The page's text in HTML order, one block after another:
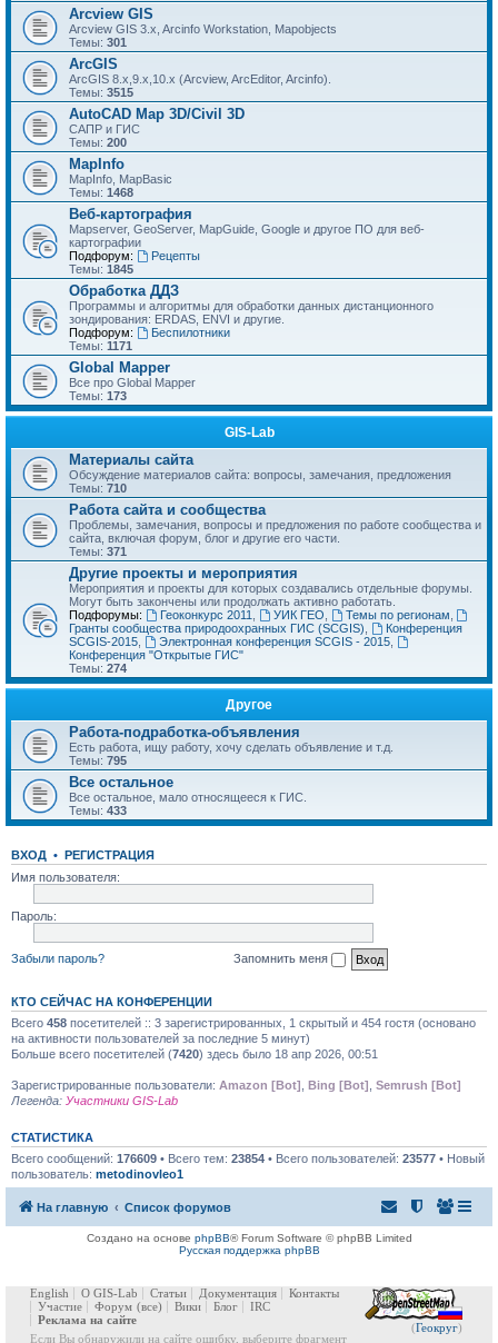
Arcview GIS
Arcview GIS 3.x, Arcinfo Workstation, Mapobjects
Темы: 301
ArcGIS
ArcGIS 8.x,9.x,10.x (Arcview, ArcEditor, Arcinfo).
Темы: 3515
AutoCAD Map 3D/Civil 3D
САПР и ГИС
Темы: 200
MapInfo
MapInfo, MapBasic
Темы: 1468
Веб-картография
Mapserver, GeoServer, MapGuide, Google и другое ПО для веб-
картографии
Подфорум:
Рецепты
Темы: 1845
Обработка ДДЗ
Программы и алгоритмы для обработки данных дистанционного
зондирования: ERDAS, ENVI и другие.
Подфорум:
Беспилотники
Темы: 1171
Global Mapper
Все про Global Mapper
Темы: 173
GIS-Lab
Материалы сайта
Обсуждение материалов сайта: вопросы, замечания, предложения
Темы: 710
Работа сайта и сообщества
Проблемы, замечания, вопросы и предложения по работе сообщества и
сайта, включая форум, блог и другие его части.
Темы: 371
Другие проекты и мероприятия
Мероприятия и проекты для которых создавались отдельные форумы.
Могут быть закончены или продолжать активно работать.
Подфорумы:
Геоконкурс 2011 УИК ГЕО Темы по регионам
Гранты сообщества природоохранных ГИС (SCGIS)
Конференция
SCGIS-2015
Электронная конференция SCGIS - 2015,
Конференция "Открытые ГИС"
Темы: 274
Другое
Работа-подработка-объявления
Есть работа, ищу работу, хочу сделать объявление и т.д.
Темы: 795
Все остальное
Все остальное, мало относящееся к ГИС.
Темы: 433
ВХОД • РЕГИСТРАЦИЯ
Имя пользователя:
Пароль:
Забыли пароль? Запомнить меня
КТО СЕЙЧАС НА КОНФЕРЕНЦИИ
Всего 458 посетителей :: 3 зарегистрированных, 1 скрытый и 454 гостя (основано
на активности пользователей за последние 5 минут)
Больше всего посетителей (7420) здесь было 18 апр 2026, 00:51
Зарегистрированные пользователи: Amazon [Bot] Bing [Bot] Semrush [Bot]
Легенда: Участники GIS-Lab
СТАТИСТИКА
Всего сообщений: 176609 • Всего тем: 23854 • Всего пользователей: 23577 • Новый
пользователь: metodinovleo1
На главную Список форумов
Создано на основе phpBB® Forum Software © phpBB Limited
Русская поддержка phpBB
(Геокруг)
English О GIS-Lab Статьи Документация
Контакты
Участие
Форум (все) Вики Блог
IRC
Реклама на сайте
Если Вы обнаружили на сайте ошибку, выберите фрагмент